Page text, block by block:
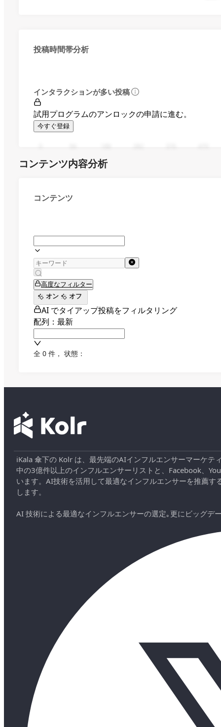
投稿時間帯分析
インタラクションが多い投稿
試用プログラムのアンロックの申請に進む。
今すぐ登録
コンテンツ内容分析
コンテンツ
高度なフィルター
オン
オフ
AI でタイアップ投稿をフィルタリング
配列：最新
全 0 件 ， 状態：
iKala 傘下の Kolr は、最先端のAIインフルエンサーマーケ
中の3億件以上のインフルエンサーリストと、Facebook、
います。AI技術を活用して最適なインフルエンサーを推薦
します。
AI 技術による最適なインフルエンサーの選定｡更にビッグデ